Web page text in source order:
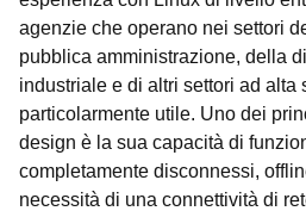
agenzie che operano nei settori
pubblica amministrazione, della
industriale e di altri settori ad alta
particolarmente utile. Uno dei
design è la sua capacità di
completamente disconnessi,
necessità di una connettività di